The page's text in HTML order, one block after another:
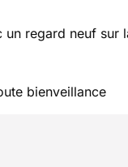
regard neuf sur
bienveillance